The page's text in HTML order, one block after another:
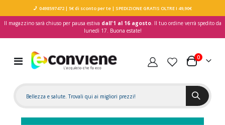
0498597472| 5€ di sconto per te| SPEDIZIONE GRATIS OLTRE I 49,90€
Il magazzino sarà chiuso per pausa estiva dall'1 al 16 agosto. Il tuo ordine verrà spedito da
lunedì 17. Buona estate!
Toggle
Nav
Carrello
0elementi